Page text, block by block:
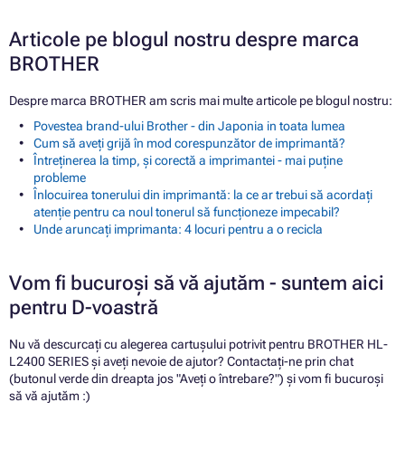
Articole pe blogul nostru despre marca
BROTHER
Despre marca BROTHER am scris mai multe articole pe blogul nostru:
Povestea brand-ului Brother - din Japonia in toata lumea
Cum să aveți grijă în mod corespunzător de imprimantă?
Întreținerea la timp, și corectă a imprimantei - mai puține
probleme
Înlocuirea tonerului din imprimantă: la ce ar trebui să acordați
atenție pentru ca noul tonerul să funcționeze impecabil?
Unde aruncați imprimanta: 4 locuri pentru a o recicla
Vom fi bucuroși să vă ajutăm - suntem aici
pentru D-voastră
Nu vă descurcați cu alegerea cartușului potrivit pentru BROTHER HL-
L2400 SERIES și aveți nevoie de ajutor? Contactați-ne prin chat
(butonul verde din dreapta jos "Aveți o întrebare?") și vom fi bucuroși
să vă ajutăm :)